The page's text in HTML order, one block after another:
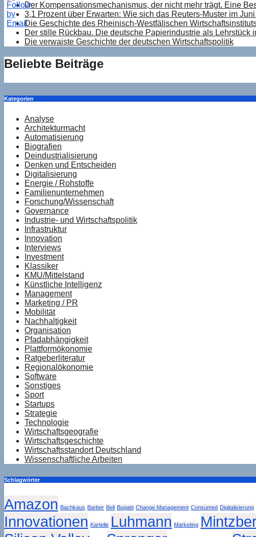
Der Kompensationsmechanismus, der nicht mehr trägt. Eine
3,1 Prozent über Erwarten: Wie sich das Reuters-Muster im
Die Geschichte des Rheinisch-Westfälischen
Der stille Rückbau. Die deutsche Papierindustrie als Lehrstück
Die verwaiste Geschichte der deutschen Wirtschaftspolitik
Beliebte Beiträge
Kategorien
Analyse
Architekturmacht
Automatisierung
Biografien
Deindustrialisierung
Denken und Entscheiden
Digitalisierung
Energie / Rohstoffe
Familienunternehmen
Forschung/Wissenschaft
Governance
Industrie- und Wirtschaftspolitik
Infrastruktur
Innovation
Interviews
Investment
Klassiker
KMU/Mittelstand
Künstliche Intelligenz
Management
Marketing / PR
Mobilität
Nachhaltigkeit
Organisation
Pfadabhängigkeit
Plattformökonomie
Ratgeberliteratur
Regionalökonomie
Software
Sonstiges
Sport
Startups
Strategie
Technologie
Wirtschaftsgeografie
Wirtschaftsgeschichte
Wirtschaftsstandort Deutschland
Wissenschaftliche Arbeiten
Schlagwörter
Amazon Bachkaus Barber Bell Bugatti Change Management Consumed Digitalisierung
Innovationen Kartelle Luhmann Marketing